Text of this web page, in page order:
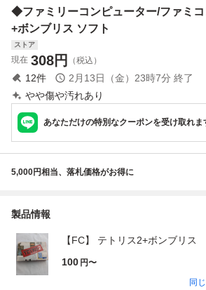
◆ファミリーコンピューター/ファミ
+ボンブリス ソフト
ストア
現在 308円 （税込）
12件 2月13日（金）23時7分 終了
やや傷や汚れあり
あなただけの特別なクーポンを受け取れま
5,000円相当、落札価格がお得に
製品情報
【FC】 テトリス2+ボンブリス
100 円〜
同